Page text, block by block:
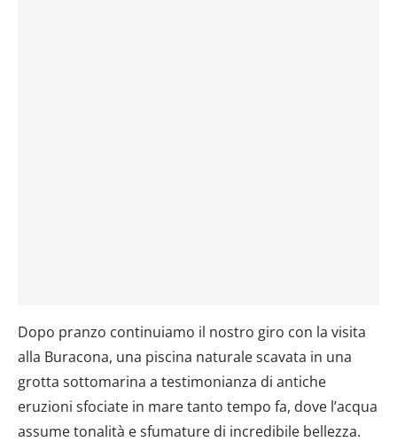
Dopo pranzo continuiamo il nostro giro con la visita
alla Buracona, una piscina naturale scavata in una
grotta sottomarina a testimonianza di antiche
eruzioni sfociate in mare tanto tempo fa, dove l’acqua
assume tonalità e sfumature di incredibile bellezza.